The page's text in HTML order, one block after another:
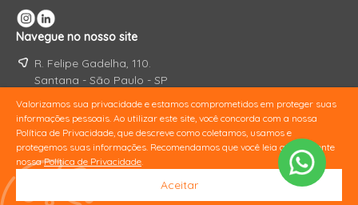
Navegue no nosso site
R. Felipe Gadelha, 110.
Santana - São Paulo - SP
Valorizamos sua privacidade e estamos comprometidos em proteger suas
informações pessoais. Ao utilizar este site, você concorda com a nossa
Política de Privacidade, que descreve como coletamos, usamos e
protegemos suas informações. Recomendamos que você leia atentamente
nossaPolítica de Privacidade.
Aceitar